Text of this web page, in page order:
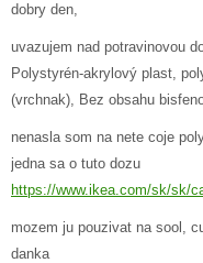
dobry den,
uvazujem nad potravinovou
Polystyrén-akrylový plast,
(vrchnak), Bez obsahu
nenasla som na nete coje
jedna sa o tuto dozu
https://www.ikea.com/sk/sk/
mozem ju pouzivat na sool,
danka